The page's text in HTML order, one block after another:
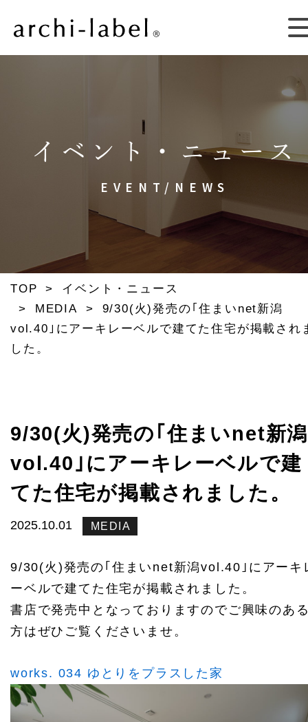
イベント・ニュース
EVENT/NEWS
TOP >
イベント・ニュース
>
MEDIA >
9/30(火)発売の｢住まいnet新潟
vol.40｣にアーキレーベルで建てた住宅が掲載され
した。
9/30(火)発売の｢住まいnet新潟
vol.40｣にアーキレーベルで建
てた住宅が掲載されました。
2025.10.01 MEDIA
9/30(火)発売の｢住まいnet新潟vol.40｣にアーキ
ーベルで建てた住宅が掲載されました。
書店で発売中となっておりますのでご興味のあ
方はぜひご覧くださいませ。
works. 034 ゆとりをプラスした家